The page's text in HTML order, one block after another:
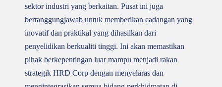
sektor industri yang berkaitan. Pusat ini juga
bertanggungjawab untuk memberikan cadangan yang
inovatif dan praktikal yang dihasilkan dari
penyelidikan berkualiti tinggi. Ini akan memastikan
pihak berkepentingan luar mampu menjadi rakan
strategik HRD Corp dengan menyelaras dan